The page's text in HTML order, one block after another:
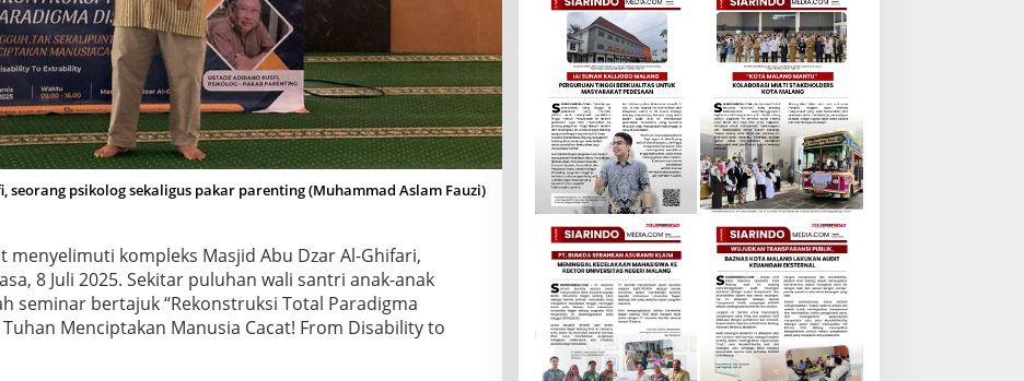
seorang psikolog sekaligus pakar parenting (Muhammad Aslam Fauzi)
menyelimuti kompleks Masjid Abu Dzar Al-Ghifari,
8 Juli 2025. Sekitar puluhan wali santri anak-anak
seminar bertajuk “Rekonstruksi Total Paradigma
Menciptakan Manusia Cacat! From Disability to